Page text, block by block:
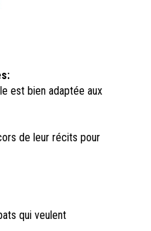
est bien adaptée aux
de leur récits pour
qui veulent